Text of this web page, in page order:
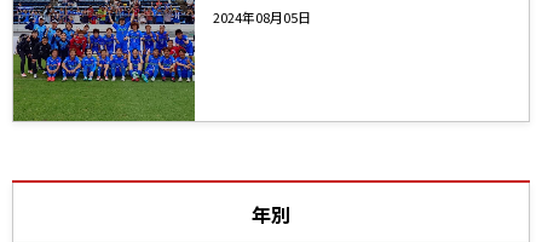
2024年08月05日
年別